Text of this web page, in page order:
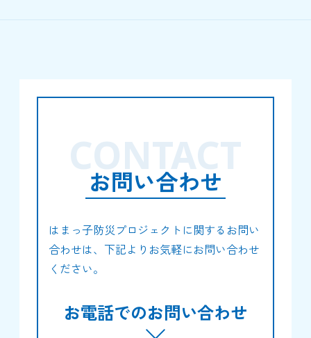
お問い合わせ
CONTACT
はまっ子防災プロジェクトに関するお問い
合わせは、下記よりお気軽にお問い合わせ
ください。
お電話でのお問い合わせ